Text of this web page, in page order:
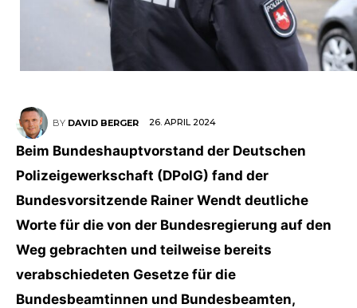
BY DAVID BERGER 26. APRIL 2024
Beim Bundeshauptvorstand der Deutschen
Polizeigewerkschaft (DPolG) fand der
Bundesvorsitzende Rainer Wendt deutliche
Worte für die von der Bundesregierung auf den
Weg gebrachten und teilweise bereits
verabschiedeten Gesetze für die
Bundesbeamtinnen und Bundesbeamten,